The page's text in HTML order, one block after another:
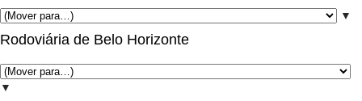
▼
Rodoviária de Belo Horizonte
▼